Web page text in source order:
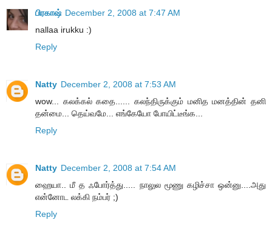
பிரகாஷ் December 2, 2008 at 7:47 AM
nallaa irukku :)
Reply
Natty December 2, 2008 at 7:53 AM
wow... கலக்கல் கதை...... கலந்திருக்கும் மனித மனத்தின் தனி
தன்மை... தெய்வமே... எங்கேயோ போயிட்டீங்க...
Reply
Natty December 2, 2008 at 7:54 AM
ஹையா.. மீ த ஃபோர்த்து..... நாலுல மூணு கழிச்சா ஒன்னு....அது
என்னோட லக்கி நம்பர் ;)
Reply